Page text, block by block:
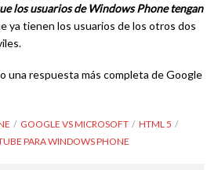
los usuarios de Windows Phone tengan
ya tienen los usuarios de los otros dos
una respuesta más completa de Google
GOOGLE VS MICROSOFT
HTML 5
PARA WINDOWS PHONE